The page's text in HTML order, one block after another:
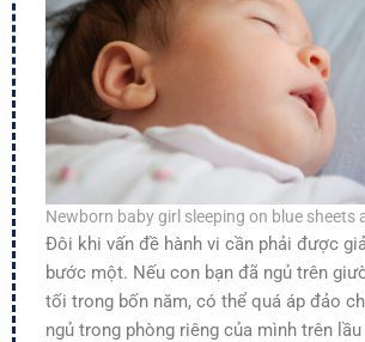
Newborn baby girl sleeping on blue sheets
Đôi khi vấn đề hành vi cần phải được
bước một. Nếu con bạn đã ngủ trên
tối trong bốn năm, có thể quá áp đảo
ngủ trong phòng riêng của mình trên